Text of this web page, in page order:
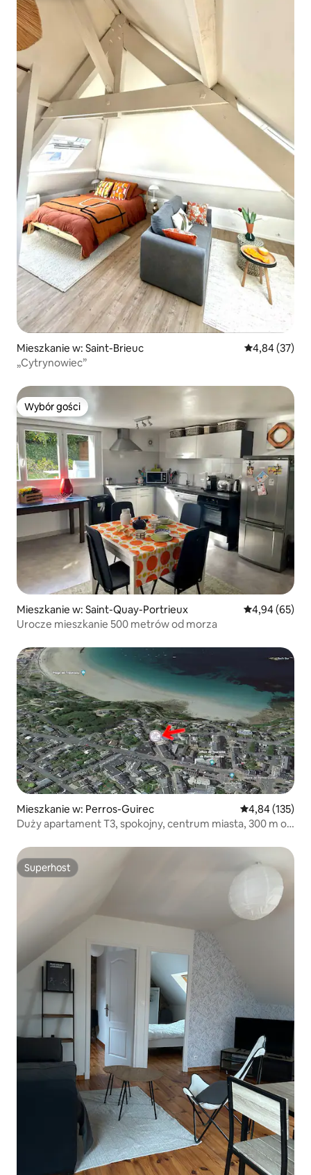
Mieszkanie w: Saint-Brieuc Średnia
4,84 (37)
„Cytrynowiec”
Wybór gości
Wybór gości
Mieszkanie w: Saint-Quay-Portrieux Średnia
4,94 (65)
Urocze mieszkanie 500 metrów od morza
Mieszkanie w: Perros-Guirec Średnia
4,84 (135)
Duży apartament T3, spokojny, centrum miasta, 300 m od
Superhost
Superhost